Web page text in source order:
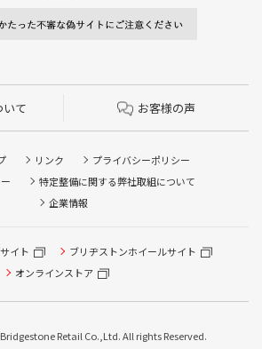
いて お客様の声
リンク
プライバシーポリシー
特定整備に関する弊社取組について
企業情報
イト
ブリヂストンホイールサイト
オンラインストア
Retail Co.,Ltd. All rights Reserved.
点検/タイヤ履き替え/オイル交換/その他
替え順番待ち予約 ※クローク契約会員の